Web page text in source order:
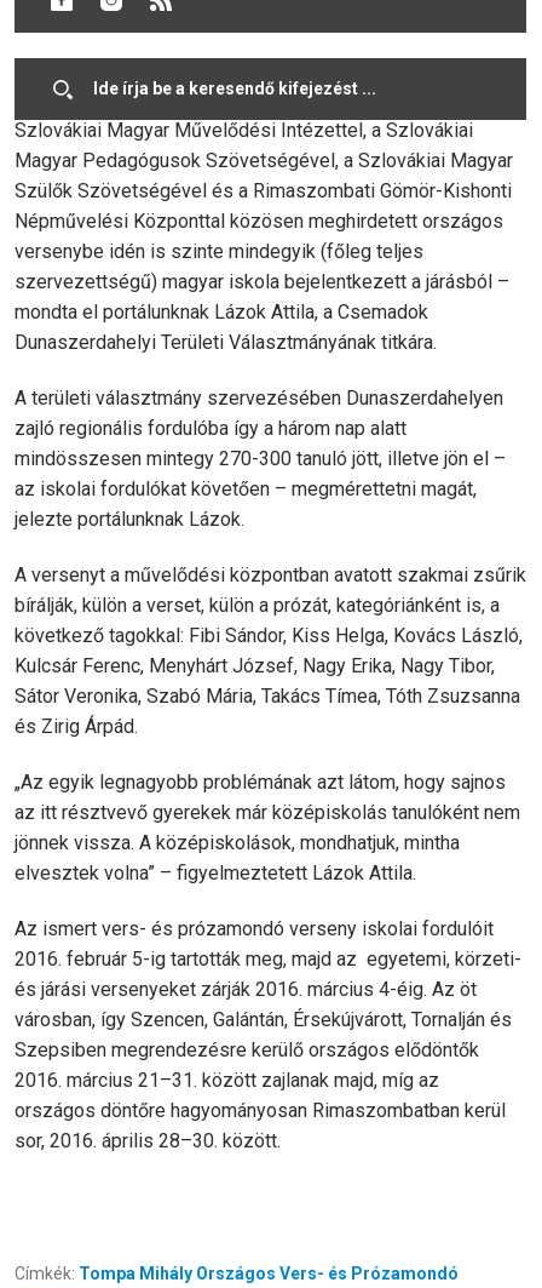
Rimaszombati Területi Választmánya társszervezőivel, a
Szlovákiai Magyar Művelődési Intézettel, a Szlovákiai
Magyar Pedagógusok Szövetségével, a Szlovákiai Magyar
Szülők Szövetségével és a Rimaszombati Gömör-Kishonti
Népművelési Központtal közösen meghirdetett országos
versenybe idén is szinte mindegyik (főleg teljes
szervezettségű) magyar iskola bejelentkezett a járásból –
mondta el portálunknak Lázok Attila, a Csemadok
Dunaszerdahelyi Területi Választmányának titkára.
A területi választmány szervezésében Dunaszerdahelyen
zajló regionális fordulóba így a három nap alatt
mindösszesen mintegy 270-300 tanuló jött, illetve jön el –
az iskolai fordulókat követően – megmérettetni magát,
jelezte portálunknak Lázok.
A versenyt a művelődési központban avatott szakmai zsűrik
bírálják, külön a verset, külön a prózát, kategóriánként is, a
következő tagokkal: Fibi Sándor, Kiss Helga, Kovács László,
Kulcsár Ferenc, Menyhárt József, Nagy Erika, Nagy Tibor,
Sátor Veronika, Szabó Mária, Takács Tímea, Tóth Zsuzsanna
és Zirig Árpád.
„Az egyik legnagyobb problémának azt látom, hogy sajnos
az itt résztvevő gyerekek már középiskolás tanulóként nem
jönnek vissza. A középiskolások, mondhatjuk, mintha
elvesztek volna” – figyelmeztetett Lázok Attila.
Az ismert vers- és prózamondó verseny iskolai fordulóit
2016. február 5-ig tartották meg, majd az egyetemi, körzeti-
és járási versenyeket zárják 2016. március 4-éig. Az öt
városban, így Szencen, Galántán, Érsekújvárott, Tornalján és
Szepsiben megrendezésre kerülő országos elődöntők
2016. március 21–31. között zajlanak majd, míg az
országos döntőre hagyományosan Rimaszombatban kerül
sor, 2016. április 28–30. között.
Címkék: Tompa Mihály Országos Vers- és Prózamondó